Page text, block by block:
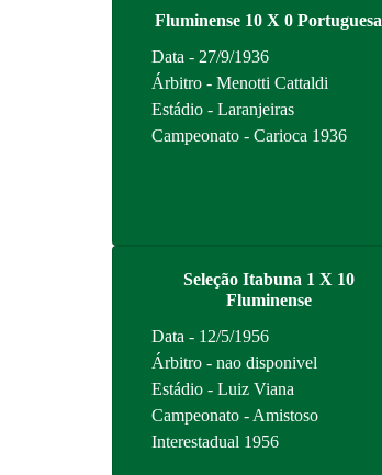
Fluminense 10 X 0 Portuguesa
Data - 27/9/1936
Árbitro - Menotti Cattaldi
Estádio - Laranjeiras
Campeonato - Carioca 1936
Seleção Itabuna 1 X 10
Fluminense
Data - 12/5/1956
Árbitro - nao disponivel
Estádio - Luiz Viana
Campeonato - Amistoso
Interestadual 1956